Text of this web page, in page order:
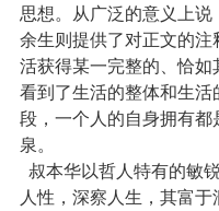
思想。从广泛的意义上说
余生则提供了对正文的
活获得某一完整的、恰
看到了生活的整体和生
段，一个人的自身拥有
泉。
叔本华以哲人特有的敏
人性，深察人生，其富